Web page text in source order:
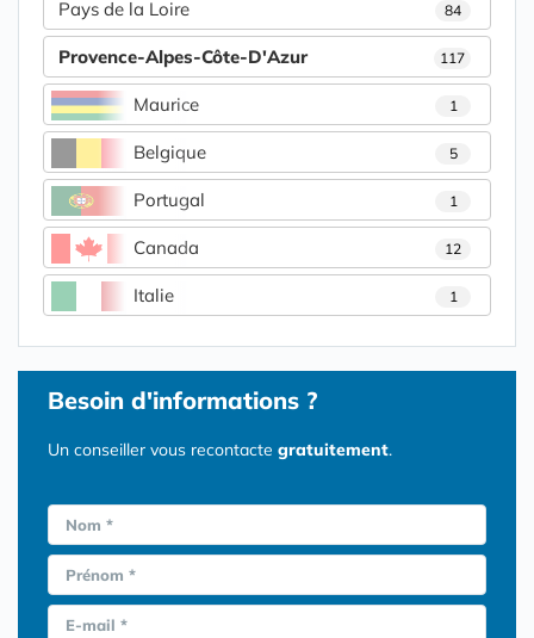
Pays de la Loire 84
Provence-Alpes-Côte-D'Azur 117
Maurice 1
Belgique 5
Portugal 1
Canada 12
Italie 1
Besoin d'informations ?
Un conseiller vous recontacte gratuitement.
Nom *
Prénom *
E-mail *